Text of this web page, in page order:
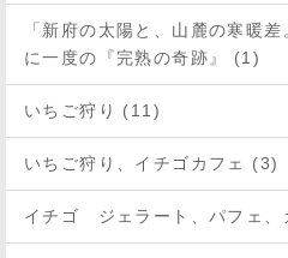
「新府の太陽と、山麓の寒暖
に一度の『完熟の奇跡』 (1)
いちご狩り (11)
いちご狩り、イチゴカフェ (3)
イチゴ ジェラート、パフェ、